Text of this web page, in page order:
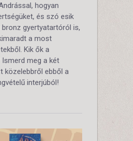
hogyan
és szó esik
bronz gyertyatartóról is,
a most
Kik ők a
meg a két
közelebbről ebből a
interjúból!